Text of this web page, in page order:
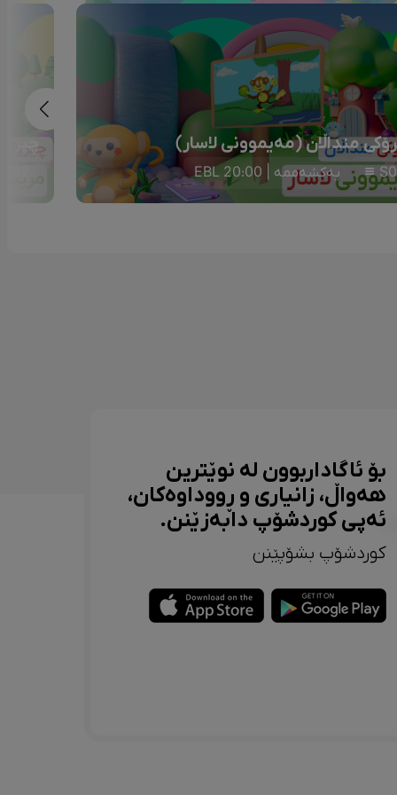
منداڵان (مەیموونی لاسار)
یەکشەممە | 20:00 EBL
بۆ ئاگاداربوون لە نوێترین
هەواڵ، زانیاری و ڕووداوەکان،
ئەپی کوردشۆپ دابەزێنن.
کوردشۆپ بشۆپێنن